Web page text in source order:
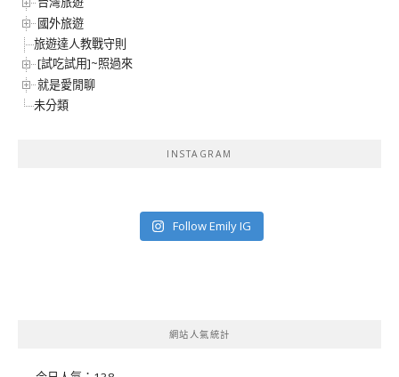
國外旅遊
旅遊達人教戰守則
[試吃試用]~照過來
就是愛閒聊
未分類
INSTAGRAM
Follow Emily IG
網站人氣統計